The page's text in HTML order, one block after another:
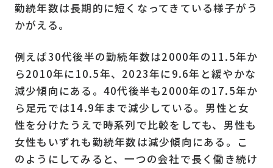
勤続年数は長期的に短くなってきている様子がう
かがえる。
例えば30代後半の勤続年数は2000年の11.5年か
ら2010年に10.5年、2023年に9.6年と緩やかな
減少傾向にある。40代後半も2000年の17.5年か
ら足元では14.9年まで減少している。男性と女
性を分けたうえで時系列で比較をしても、男性も
女性もいずれも勤続年数は減少傾向にある。こ
のようにしてみると、一つの会社で長く働き続け